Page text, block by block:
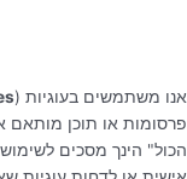
אנו משתמשים בעוגיות (
פרסומות או תוכן מותאם
הכול" הינך מסכים